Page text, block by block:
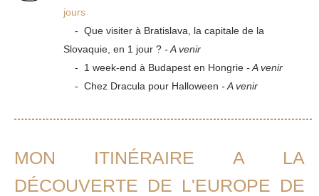
jours
- Que visiter à Bratislava, la capitale de la
Slovaquie, en 1 jour ? - A venir
- 1 week-end à Budapest en Hongrie - A venir
- Chez Dracula pour Halloween - A venir
MON ITINÉRAIRE A LA
DÉCOUVERTE DE L'EUROPE DE